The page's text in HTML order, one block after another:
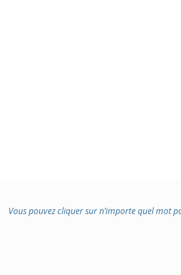
Vous pouvez cliquer sur n’importe quel mot